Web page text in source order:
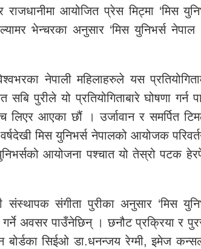
आयोजित प्रेस मिट्मा ‘मिस
भेन्चरका अनुसार ‘मिस युनिभर्स
नेपाली महिलाहरुले यस
सबि पुरीले यो प्रतियोगिताबारे घोषणा
लिएर आएका छौं । उर्जावान र समर्पित
मिस युनिभर्स नेपालको आयोजक
आयोजना पश्चात यो तेस्रो पटक
संस्थापक संगीता पुरीका अनुसार ‘मिस
गर्ने अवसर पाउँनेछिन् । छनौट प्रक्रिया र
बोर्डका सिईओ डा.धनन्जय रेग्मी, इमेज